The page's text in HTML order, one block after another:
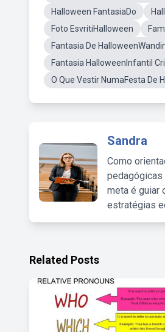
Halloween FantasiaDo
Foto EsvritiHalloween
Fantasia De
Fantasia HalloweenInfantil
O Que Vestir NumaFesta De
Sandra
Como
pedagógicas
meta é guiar
estratégias
Related Posts